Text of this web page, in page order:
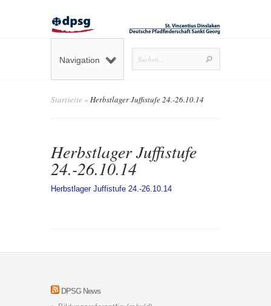
Navigation
Startseite » Herbstlager Juffistufe 24.-26.10.14
Herbstlager Juffistufe
24.-26.10.14
Herbstlager Juffistufe 24.-26.10.14
DPSG News